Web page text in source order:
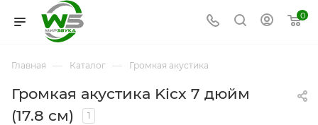
0
Главная — Каталог — Громкая акустика
Громкая акустика Kicx 7 дюйм
(17.8 см)
1